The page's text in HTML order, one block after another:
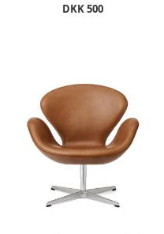
DKK 500